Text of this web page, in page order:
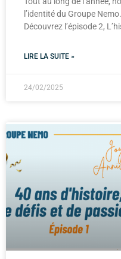
l’identité du Groupe Nemo.
Découvrez l’épisode 2,
LIRE LA SUITE »
24/02/2025